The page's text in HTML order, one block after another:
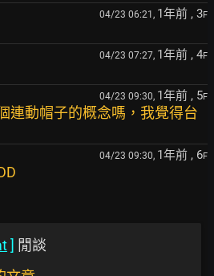
04/23 06:21, 1年前 , 3F
04/23 07:27, 1年前 , 4F
04/23 09:30, 1年前 , 5F
連動帽子的概念嗎，我覺得台
04/23 09:30, 1年前 , 6F
] 閒談